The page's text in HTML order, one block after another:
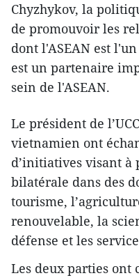
Chyzhykov, la
de promouvoir les
dont l'ASEAN est
est un partenaire
sein de l'ASEAN.
Le président de
vietnamien ont
d’initiatives visant à
bilatérale dans des
tourisme,
renouvelable, la
défense et les
Les deux parties ont